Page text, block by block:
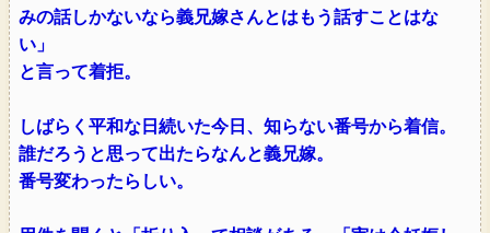
みの話しかないなら義兄嫁さんとはもう話すことはな
い」
と言って着拒。
しばらく平和な日続いた今日、知らない番号から着信。
誰だろうと思って出たらなんと義兄嫁。
番号変わったらしい。